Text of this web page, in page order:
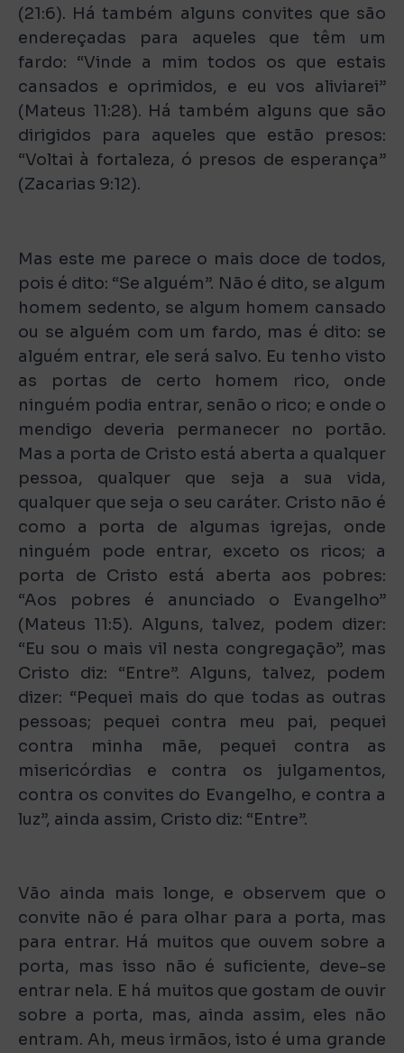
(21:6). Há também alguns convites que são
endereçadas para aqueles que têm um
fardo: “Vinde a mim todos os que estais
cansados e oprimidos, e eu vos aliviarei”
(Mateus 11:28). Há também alguns que são
dirigidos para aqueles que estão presos:
“Voltai à fortaleza, ó presos de esperança”
(Zacarias 9:12).
Mas este me parece o mais doce de todos,
pois é dito: “Se alguém”. Não é dito, se algum
homem sedento, se algum homem cansado
ou se alguém com um fardo, mas é dito: se
alguém entrar, ele será salvo. Eu tenho visto
as portas de certo homem rico, onde
ninguém podia entrar, senão o rico; e onde o
mendigo deveria permanecer no portão.
Mas a porta de Cristo está aberta a qualquer
pessoa, qualquer que seja a sua vida,
qualquer que seja o seu caráter. Cristo não é
como a porta de algumas igrejas, onde
ninguém pode entrar, exceto os ricos; a
porta de Cristo está aberta aos pobres:
“Aos pobres é anunciado o Evangelho”
(Mateus 11:5). Alguns, talvez, podem dizer:
“Eu sou o mais vil nesta congregação”, mas
Cristo diz: “Entre”. Alguns, talvez, podem
dizer: “Pequei mais do que todas as outras
pessoas; pequei contra meu pai, pequei
contra minha mãe, pequei contra as
misericórdias e contra os julgamentos,
contra os convites do Evangelho, e contra a
luz”, ainda assim, Cristo diz: “Entre”.
Vão ainda mais longe, e observem que o
convite não é para olhar para a porta, mas
para entrar. Há muitos que ouvem sobre a
porta, mas isso não é suficiente, deve-se
entrar nela. E há muitos que gostam de ouvir
sobre a porta, mas, ainda assim, eles não
entram. Ah, meus irmãos, isto é uma grande